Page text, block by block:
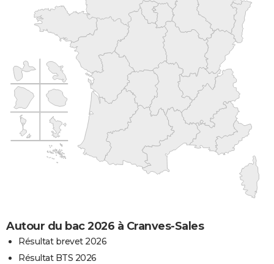
Autour du bac 2026 à Cranves-Sales
Résultat brevet 2026
Résultat BTS 2026